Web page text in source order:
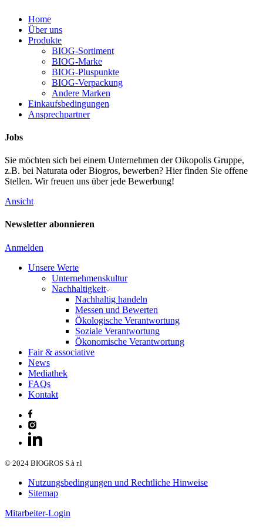
Home
Über uns
Produkte
BIOG-Sortiment
BIOG-Marke
BIOG-Pluspunkte
BIOG-Verpackung
Andere Marken
Einkaufsbedingungen
Ansprechpartner
Jobs
Sie möchten sich bei einem Unternehmen der Oikopolis Gruppe,
z.B. bei Naturata oder Biogros, bewerben? Hier finden Sie offene
Stellen. Wir freuen uns über jede Bewerbung!
Ansicht
Newsletter abonnieren
Anmelden
Unsere Werte
Unternehmenskultur
Nachhaltigkeit
Nachhaltig handeln
Messen und Bewerten
Ökologische Verantwortung
Soziale Verantwortung
Ökonomische Verantwortung
Fair & associative
News
Mediathek
FAQs
Kontakt
© 2024 BIOGROS S.à r.l
Nutzungsbedingungen und Rechtliche Hinweise
Sitemap
Mitarbeiter-Login